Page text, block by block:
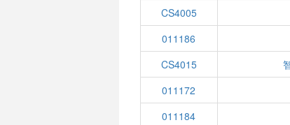
CS4005
011186
CS4015
011172
011184